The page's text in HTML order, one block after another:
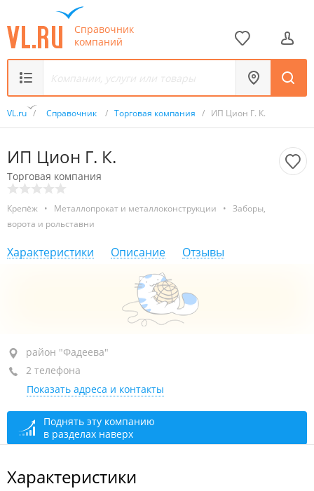
Справочник
компаний
VL.ru / Справочник / Торговая компания / ИП Цион Г. К.
ИП Цион Г. К.
Торговая компания
Крепёж • Металлопрокат и металлоконструкции • Заборы,
ворота и рольставни
Характеристики Описание Отзывы
район "Фадеева", ул. Воропаева, 9
2-й этаж, оф. 2.13
+7 (423) 263-53-36
+7 962 333-53-36
сегодня закрыто
район "Фадеева"
2 телефона
Показать адреса и контакты
Поднять эту компанию
в разделах наверх
Характеристики